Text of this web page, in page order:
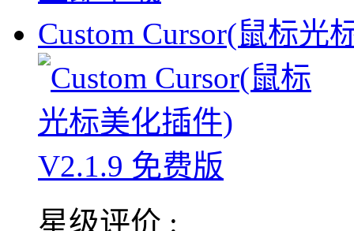
Custom Cursor(鼠标光
星级评价 :